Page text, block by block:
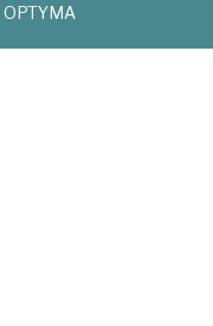
OPTYMA